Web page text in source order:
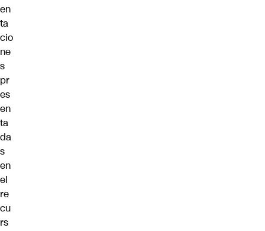
en
ta
cio
ne
s
pr
es
en
ta
da
s
en
el
re
cu
rs